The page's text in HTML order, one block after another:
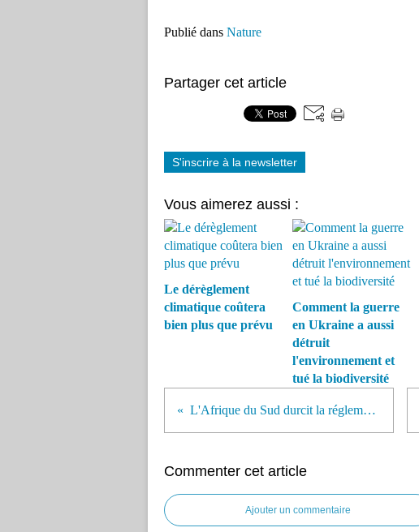
Publié dans Nature
Partager cet article
S'inscrire à la newsletter
Vous aimerez aussi :
Le dérèglement
climatique coûtera
bien plus que prévu
Comment la guerre
en Ukraine a aussi
détruit
l'environnement et
tué la biodiversité
L'Afrique du Sud durcit la réglementation sur la chasse légale au rhinocéros
Commenter cet article
Ajouter un commentaire